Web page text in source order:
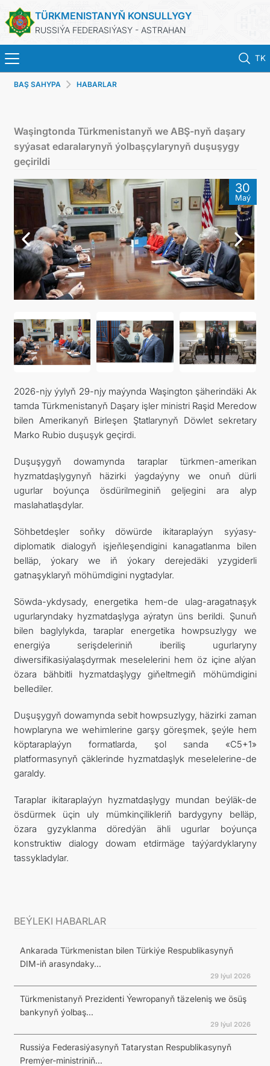
TÜRKMENISTANYŇ KONSULLYGY
RUSSIÝA FEDERASIÝASY - ASTRAHAN
TK
BAŞ SAHYPA
TÜRKMENISTAN
PASPORTLARYŇ MÖHLETINI UZALTMAK
KONSULLYK HYZMATLARY
RESMINAMALAR
DIM
BAŞ SAHYPA HABARLAR
Waşingtonda Türkmenistanyň we ABŞ-nyň daşary
syýasat edaralarynyň ýolbaşçylarynyň duşuşygy
geçirildi
30
Maý
2026-njy ýylyň 29-njy maýynda Waşington şäherindäki Ak
tamda Türkmenistanyň Daşary işler ministri Raşid Meredow
bilen Amerikanyň Birleşen Ştatlarynyň Döwlet sekretary
Marko Rubio duşuşyk geçirdi.
Duşuşygyň dowamynda taraplar türkmen-amerikan
hyzmatdaşlygynyň häzirki ýagdaýyny we onuň dürli
ugurlar boýunça ösdürilmeginiň geljegini ara alyp
maslahatlaşdylar.
Söhbetdeşler soňky döwürde ikitaraplaýyn syýasy-
diplomatik dialogyň işjeňleşendigini kanagatlanma bilen
belläp, ýokary we iň ýokary derejedäki yzygiderli
gatnaşyklaryň möhümdigini nygtadylar.
Söwda-ykdysady, energetika hem-de ulag-aragatnaşyk
ugurlaryndaky hyzmatdaşlyga aýratyn üns berildi. Şunuň
bilen baglylykda, taraplar energetika howpsuzlygy we
energiýa serişdeleriniň iberiliş ugurlaryny
diwersifikasiýalaşdyrmak meselelerini hem öz içine alýan
özara bähbitli hyzmatdaşlygy giňeltmegiň möhümdigini
bellediler.
Duşuşygyň dowamynda sebit howpsuzlygy, häzirki zaman
howplaryna we wehimlerine garşy göreşmek, şeýle hem
köptaraplaýyn formatlarda, şol sanda «C5+1»
platformasynyň çäklerinde hyzmatdaşlyk meselelerine-de
garaldy.
Taraplar ikitaraplaýyn hyzmatdaşlygy mundan beýläk-de
ösdürmek üçin uly mümkinçilikleriň bardygyny belläp,
özara gyzyklanma döredýän ähli ugurlar boýunça
konstruktiw dialogy dowam etdirmäge taýýardyklaryny
tassykladylar.
BEÝLEKI HABARLAR
Ankarada Türkmenistan bilen Türkiýe Respublikasynyň
DIM-iň arasyndaky...
29 Iýul 2026
Türkmenistanyň Prezidenti Ýewropanyň täzeleniş we ösüş
bankynyň ýolbaş...
29 Iýul 2026
Russiýa Federasiýasynyň Tatarystan Respublikasynyň
Premýer-ministriniň...